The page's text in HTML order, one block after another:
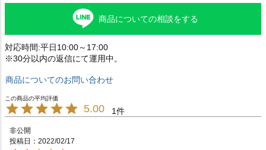
商品についての相談をする
対応時間:平日10:00～17:00
※30分以内の返信にて運用中。
商品についてのお問い合わせ
5.00 1
非公開
投稿日
2022/02/17